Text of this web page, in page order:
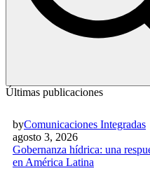
Últimas publicaciones
byComunicaciones Integradas
agosto 3, 2026
Gobernanza hídrica: una
en América Latina